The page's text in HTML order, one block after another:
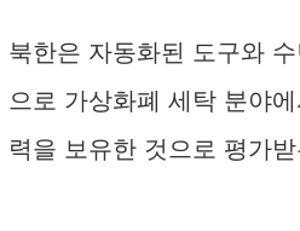
북한은 자동화된 도구와
으로 가상화폐 세탁 분야
력을 보유한 것으로 평가